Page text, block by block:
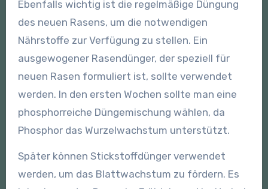
Ebenfalls wichtig ist die regelmäßige Düngung
des neuen Rasens, um die notwendigen
Nährstoffe zur Verfügung zu stellen. Ein
ausgewogener Rasendünger, der speziell für
neuen Rasen formuliert ist, sollte verwendet
werden. In den ersten Wochen sollte man eine
phosphorreiche Düngemischung wählen, da
Phosphor das Wurzelwachstum unterstützt.
Später können Stickstoffdünger verwendet
werden, um das Blattwachstum zu fördern. Es